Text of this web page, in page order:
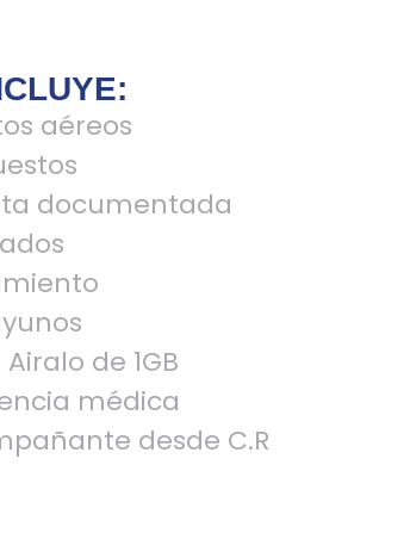
aéreos
documentada
de 1GB
médica
desde C.R